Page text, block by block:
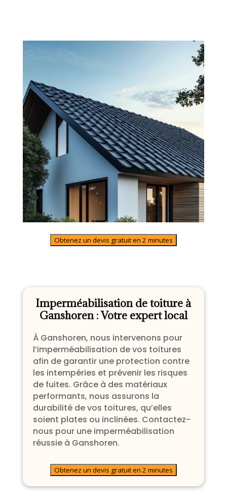
Obtenez un devis gratuit en 2 minutes
Imperméabilisation de toiture à
Ganshoren : Votre expert local
À Ganshoren, nous intervenons pour
l’imperméabilisation de vos toitures
afin de garantir une protection contre
les intempéries et prévenir les risques
de fuites. Grâce à des matériaux
performants, nous assurons la
durabilité de vos toitures, qu’elles
soient plates ou inclinées. Contactez-
nous pour une imperméabilisation
réussie à Ganshoren.
Obtenez un devis gratuit en 2 minutes